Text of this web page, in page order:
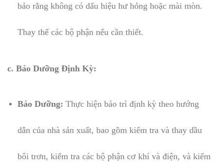
bảo rằng không có dấu hiệu hư hỏng hoặc mài mòn.
Thay thế các bộ phận nếu cần thiết.
c. Bảo Dưỡng Định Kỳ:
Bảo Dưỡng: Thực hiện bảo trì định kỳ theo hướng
dẫn của nhà sản xuất, bao gồm kiểm tra và thay dầu
bôi trơn, kiểm tra các bộ phận cơ khí và điện, và kiểm